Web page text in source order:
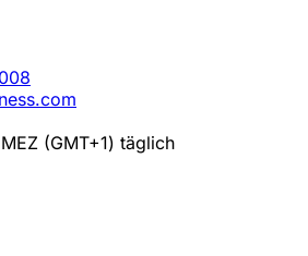
(GMT+1) täglich